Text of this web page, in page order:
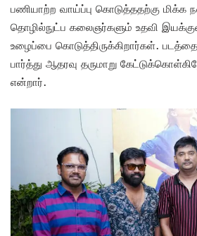
பணியாற்ற வாய்ப்பு கொடுத்ததற்கு மிக்க
தொழில்நுட்ப கலைஞர்களும் உதவி
உழைப்பை கொடுத்திருக்கிறார்கள்.
பார்த்து ஆதரவு தருமாறு
என்றார்.